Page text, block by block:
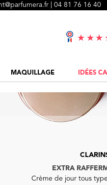
| 04 81 76 16 40
MAQUILLAGE IDÉES
TAKE THE
Baume